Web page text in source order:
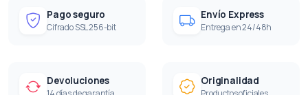
Pago seguro
Cifrado SSL 256-bit
Envío Express
Entrega en 24/48h
Devoluciones Originalidad